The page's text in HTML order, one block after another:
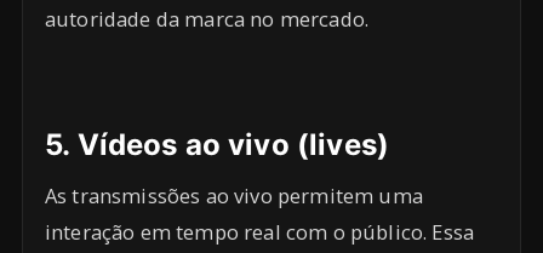
autoridade da marca no mercado.
5. Vídeos ao vivo (lives)
As transmissões ao vivo permitem uma
interação em tempo real com o público. Essa